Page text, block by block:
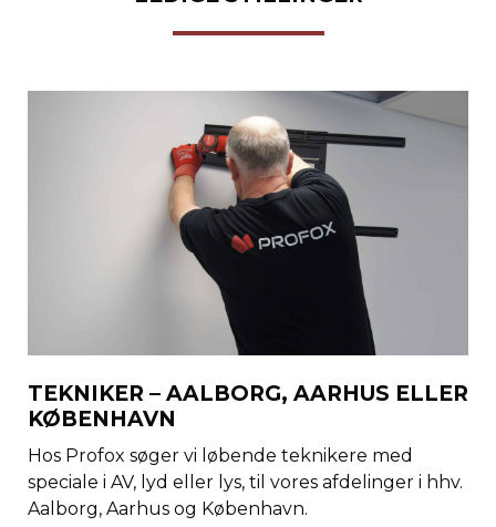
TEKNIKER – AALBORG, AARHUS ELLER
KØBENHAVN
Hos Profox søger vi løbende teknikere med
speciale i AV, lyd eller lys, til vores afdelinger i hhv.
Aalborg, Aarhus og København.